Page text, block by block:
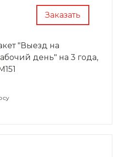
Заказать
"Выезд на
день" на 3 года,